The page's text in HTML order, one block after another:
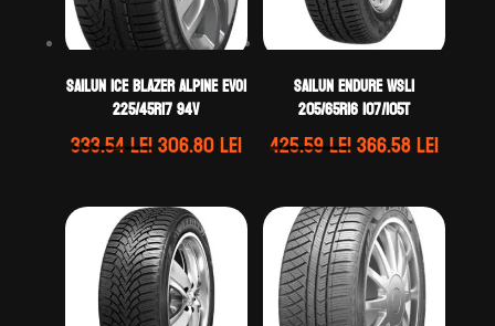
Sailun ICE BLAZER ALPINE EVO1
225/45R17 94V
333.54leiPrețul
a
fost:
333.54 lei.
306.80leiPrețul
este:
306.80 lei.
Sailun ENDURE WSL1
205/65R16 107/105T
425.59leiPrețul
a
fost:
425.59 lei.
366.58leiPrețul
este: